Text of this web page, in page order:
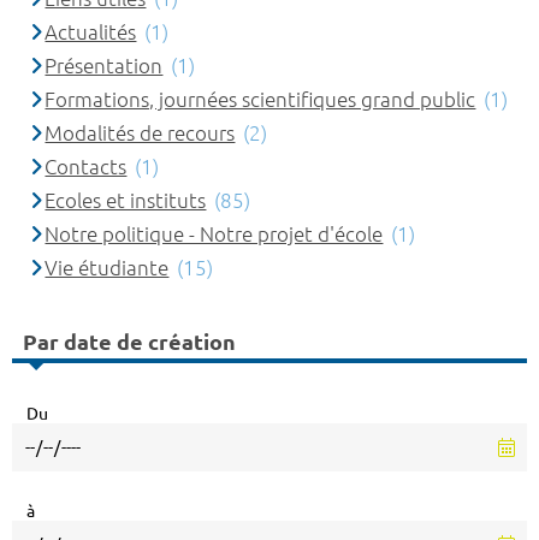
Actualités (1)
Présentation (1)
Formations, journées scientifiques grand public (1)
Modalités de recours (2)
Contacts (1)
Ecoles et instituts (85)
Notre politique - Notre projet d'école (1)
Vie étudiante (15)
Par date de création
Du
à